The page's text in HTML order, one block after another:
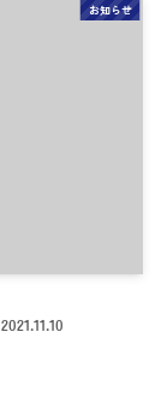
お知らせ
2021.11.10